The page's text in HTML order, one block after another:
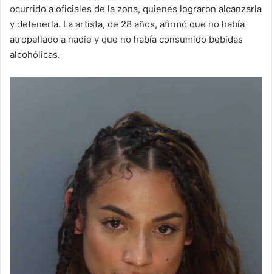
ocurrido a oficiales de la zona, quienes lograron alcanzarla
y detenerla. La artista, de 28 años, afirmó que no había
atropellado a nadie y que no había consumido bebidas
alcohólicas.